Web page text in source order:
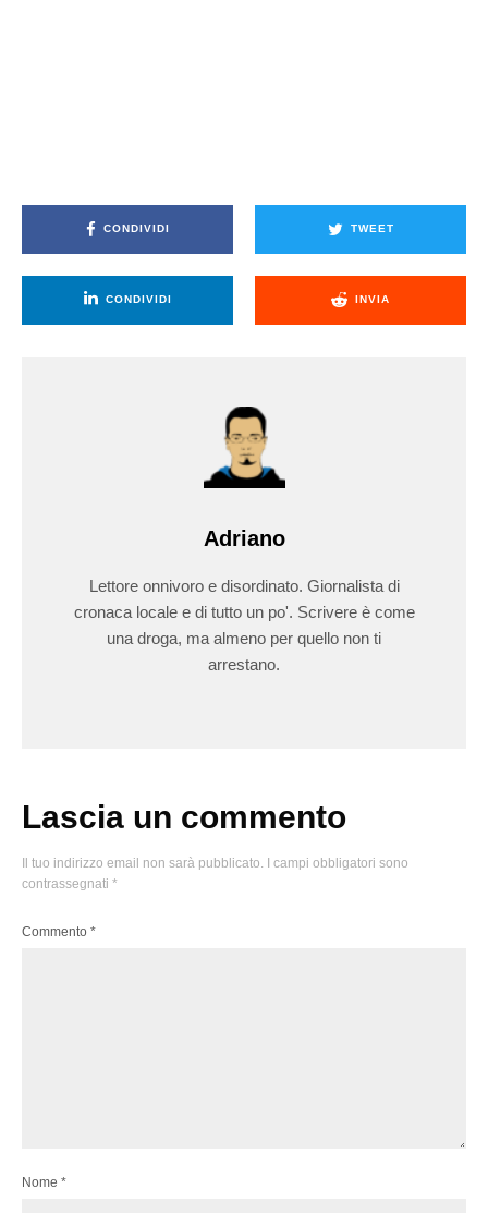
CONDIVIDI TWEET
CONDIVIDI INVIA
Adriano
Lettore onnivoro e disordinato. Giornalista di
cronaca locale e di tutto un po'. Scrivere è come
una droga, ma almeno per quello non ti
arrestano.
Lascia un commento
Il tuo indirizzo email non sarà pubblicato. I campi obbligatori sono
contrassegnati *
Commento *
Nome *